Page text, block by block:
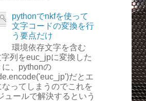
pythonでnkfを使って
文字コードの変換を行
う要点だけ
環境依存文字を含む
列をeuc_jpに変換した
に、pythonの
だとエ
ってしまうのでこれを
ュールで解決するという